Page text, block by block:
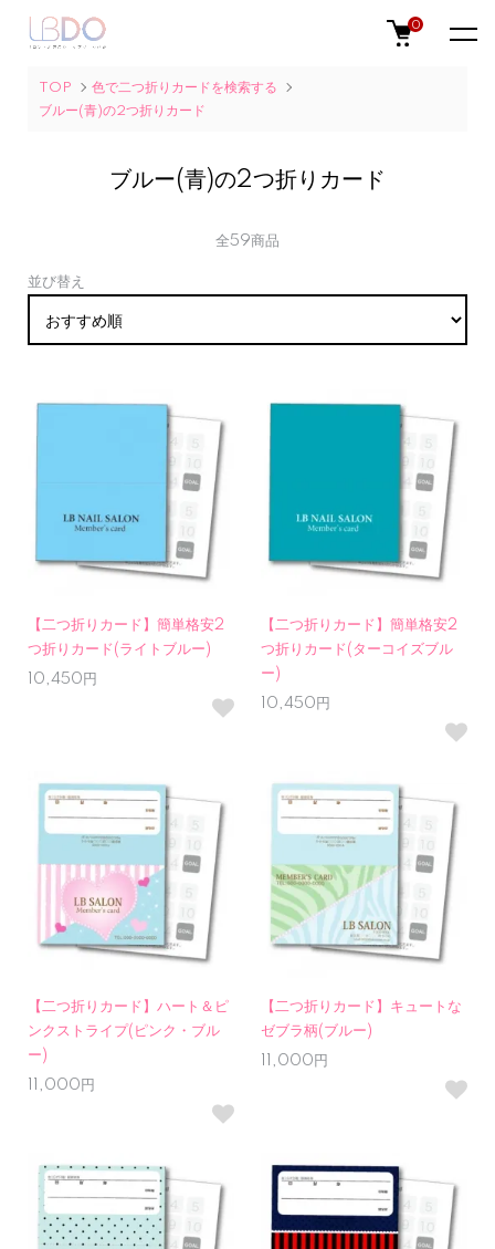
0
TOP
色で二つ折りカードを検索する
ブルー(青)の2つ折りカード
ブルー(青)の2つ折りカード
全59商品
並び替え
【二つ折りカード】簡単格安2
つ折りカード(ライトブルー)
10,450円
【二つ折りカード】簡単格安2
つ折りカード(ターコイズブル
ー)
10,450円
【二つ折りカード】ハート＆ピ
ンクストライプ(ピンク・ブル
ー)
11,000円
【二つ折りカード】キュートな
ゼブラ柄(ブルー)
11,000円